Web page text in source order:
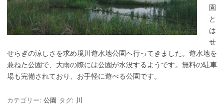
園
と
は
せ
せらぎの涼しさを求め境川遊水地公園へ行ってきました。遊水地を
兼ねた公園で、大雨の際には公園が水没するようです。無料の駐車
場も完備されており、お手軽に遊べる公園です。
カテゴリー: 公園 タグ: 川